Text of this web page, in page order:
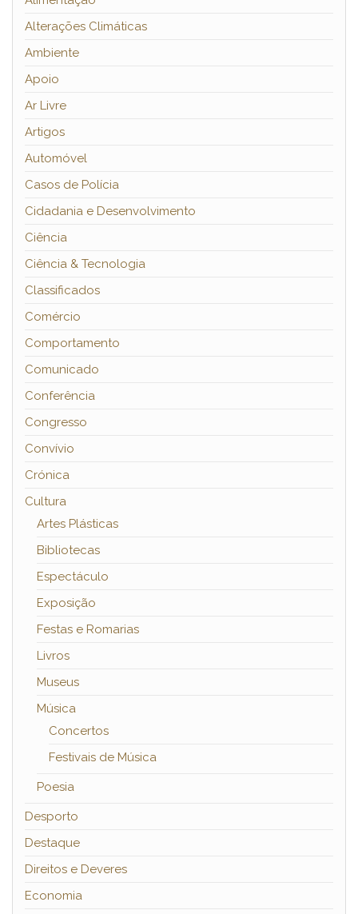
Alterações Climáticas
Ambiente
Apoio
Ar Livre
Artigos
Automóvel
Casos de Polícia
Cidadania e Desenvolvimento
Ciência
Ciência & Tecnologia
Classificados
Comércio
Comportamento
Comunicado
Conferência
Congresso
Convívio
Crónica
Cultura
Artes Plásticas
Bibliotecas
Espectáculo
Exposição
Festas e Romarias
Livros
Museus
Música
Concertos
Festivais de Música
Poesia
Desporto
Destaque
Direitos e Deveres
Economia